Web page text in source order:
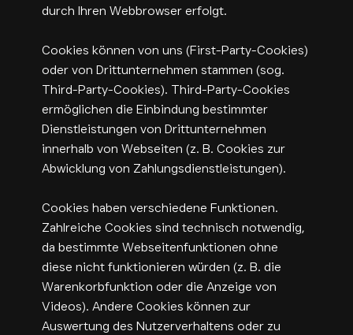
durch Ihren Webbrowser erfolgt.
Cookies können von uns (First-Party-Cookies)
oder von Drittunternehmen stammen (sog.
Third-Party-Cookies). Third-Party-Cookies
ermöglichen die Einbindung bestimmter
Dienstleistungen von Drittunternehmen
innerhalb von Webseiten (z. B. Cookies zur
Abwicklung von Zahlungsdienstleistungen).
Cookies haben verschiedene Funktionen.
Zahlreiche Cookies sind technisch notwendig,
da bestimmte Webseitenfunktionen ohne
diese nicht funktionieren würden (z. B. die
Warenkorbfunktion oder die Anzeige von
Videos). Andere Cookies können zur
Auswertung des Nutzerverhaltens oder zu